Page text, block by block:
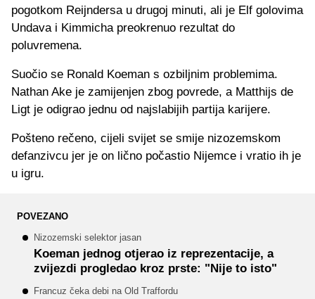
pogotkom Reijndersa u drugoj minuti, ali je Elf golovima
Undava i Kimmicha preokrenuo rezultat do
poluvremena.
Suočio se Ronald Koeman s ozbiljnim problemima.
Nathan Ake je zamijenjen zbog povrede, a Matthijs de
Ligt je odigrao jednu od najslabijih partija karijere.
Pošteno rečeno, cijeli svijet se smije nizozemskom
defanzivcu jer je on lično počastio Nijemce i vratio ih je
u igru.
POVEZANO
Nizozemski selektor jasan
Koeman jednog otjerao iz reprezentacije, a
zvijezdi progledao kroz prste: "Nije to isto"
Francuz čeka debi na Old Traffordu